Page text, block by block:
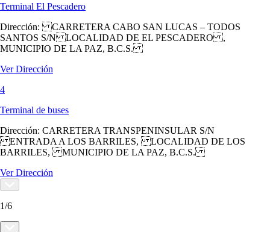
Terminal El Pescadero
Dirección: CARRETERA CABO SAN LUCAS – TODOS
SANTOS S/N LOCALIDAD DE EL PESCADERO ,
MUNICIPIO DE LA PAZ, B.C.S.
Ver Dirección
4
Terminal de buses
Dirección: CARRETERA TRANSPENINSULAR S/N
ENTRADA A LOS BARRILES, LOCALIDAD DE LOS
BARRILES, MUNICIPIO DE LA PAZ, B.C.S.
Ver Dirección
1/6